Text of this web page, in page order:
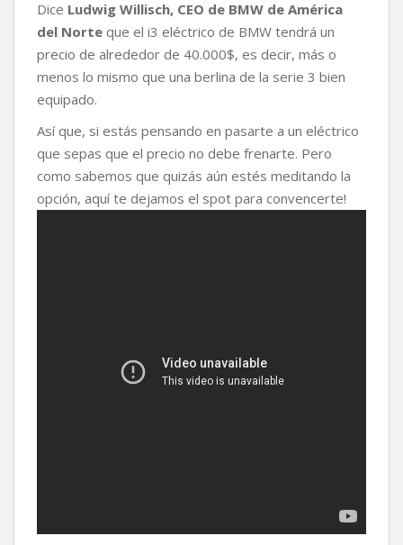
b
o
o
k
t
e
r
s
A
p
p
L
i
n
k
a
r
t
r
Dice Ludwig Willisch, CEO de BMW de América
del Norte que el i3 eléctrico de BMW tendrá un
precio de alrededor de 40.000$, es decir, más o
menos lo mismo que una berlina de la serie 3 bien
equipado.
Así que, si estás pensando en pasarte a un eléctrico
que sepas que el precio no debe frenarte. Pero
como sabemos que quizás aún estés meditando la
opción, aquí te dejamos el spot para convencerte!